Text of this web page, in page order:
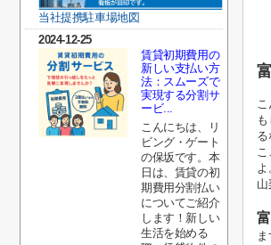
る
よ
山
当社提携駐車場地図
2024-12-25
賃貸初期費用の
新しい支払い方
法：スムーズで
実現する分割サ
ービ...
こんにちは、リ
ビング・ゲート
の保坂です。本
日は、賃貸の初
期費用分割払い
についてご紹介
します！新しい
生活を始める